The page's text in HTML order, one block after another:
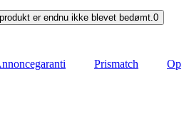
er endnu ikke blevet bedømt.0
Prismatch
Op